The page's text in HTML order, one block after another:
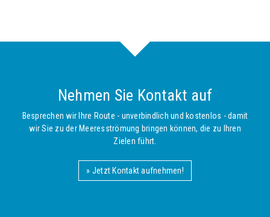
Nehmen Sie Kontakt auf
Besprechen wir Ihre Route - unverbindlich und kostenlos - damit
wir Sie zu der Meeresströmung bringen können, die zu Ihren
Zielen führt.
» Jetzt Kontakt aufnehmen!